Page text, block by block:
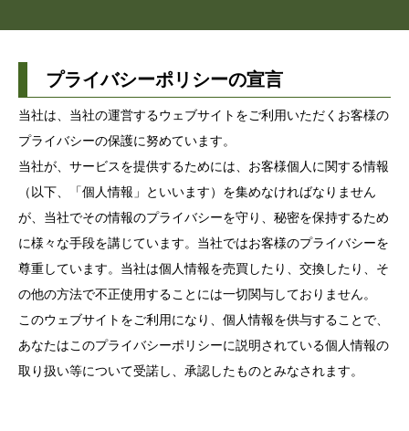
プライバシーポリシーの宣言
当社は、当社の運営するウェブサイトをご利用いただくお客様の
プライバシーの保護に努めています。
当社が、サービスを提供するためには、お客様個人に関する情報
（以下、「個人情報」といいます）を集めなければなりません
が、当社でその情報のプライバシーを守り、秘密を保持するため
に様々な手段を講じています。当社ではお客様のプライバシーを
尊重しています。当社は個人情報を売買したり、交換したり、そ
の他の方法で不正使用することには一切関与しておりません。
このウェブサイトをご利用になり、個人情報を供与することで、
あなたはこのプライバシーポリシーに説明されている個人情報の
取り扱い等について受諾し、承認したものとみなされます。